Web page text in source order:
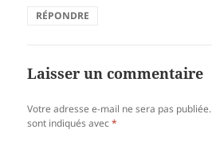
RÉPONDRE
Laisser un commentaire
Votre adresse e-mail ne sera pas publiée.
sont indiqués avec*